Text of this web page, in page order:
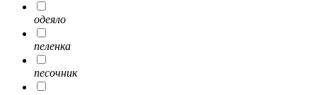
одеяло
пеленка
песочник